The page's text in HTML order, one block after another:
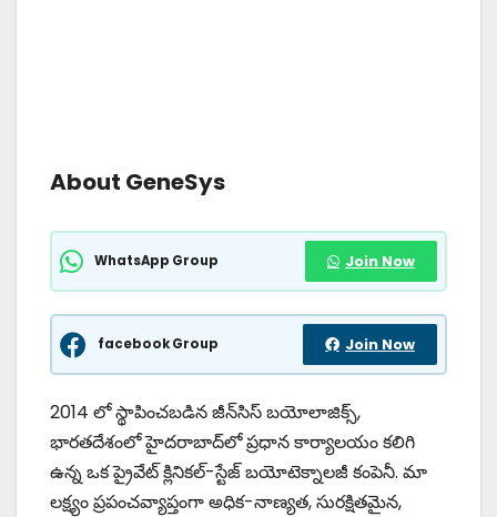
About GeneSys
WhatsApp Group Join Now
facebook Group Join Now
2014 లో స్థాపించబడిన జీన్‌సిస్ బయోలాజిక్స్,
భారతదేశంలో హైదరాబాద్‌లో ప్రధాన కార్యాలయం కలిగి
ఉన్న ఒక ప్రైవేట్ క్లినికల్-స్టేజ్ బయోటెక్నాలజీ కంపెనీ. మా
లక్ష్యం ప్రపంచవ్యాప్తంగా అధిక-నాణ్యత, సురక్షితమైన,